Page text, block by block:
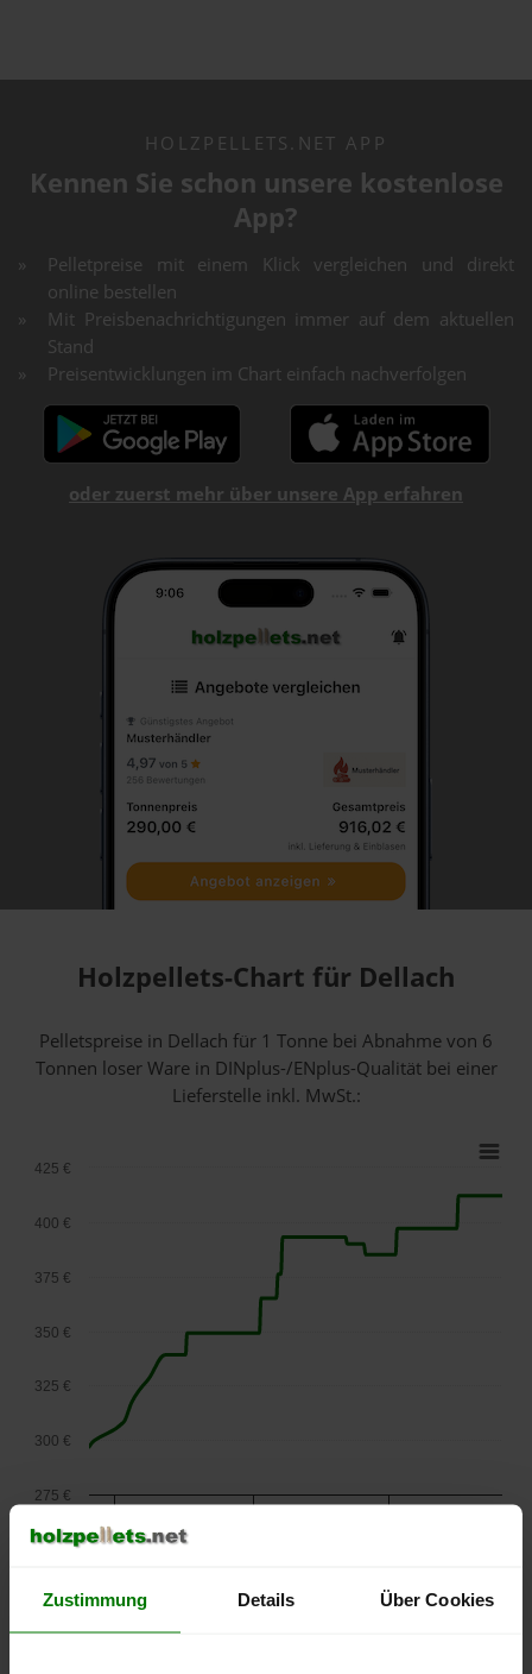
Zustimmung Details Über Cookies
HOLZPELLETS.NET APP
Kennen Sie schon unsere kostenlose
App?
Pelletpreise mit einem Klick vergleichen und direkt
online bestellen
Mit Preisbenachrichtigungen immer auf dem aktuellen
Stand
Preisentwicklungen im Chart einfach nachverfolgen
oder zuerst mehr über unsere App erfahren
Holzpellets-Chart für Dellach
Pelletspreise in Dellach für 1 Tonne bei Abnahmevon 6
Tonnen loser Warein DINplus-/ENplus-Qualität bei einer
Lieferstelle inkl. MwSt.:
2025
275 €
300 €
325 €
350 €
375 €
400 €
425 €
Die aktuelle Preisentwicklung für Holzpellets in Österreich
können Sie jederzeit auf unserer